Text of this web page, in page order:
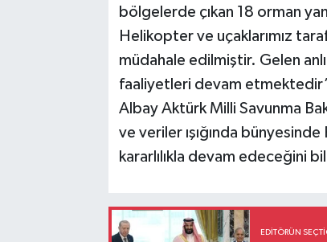
bölgelerde çıkan 18 orman
Helikopter ve uçaklarımız
müdahale edilmiştir. Gelen
faaliyetleri devam
Albay Aktürk Milli Savunma
ve veriler ışığında
kararlılıkla devam edeceğini
EDITÖRÜN